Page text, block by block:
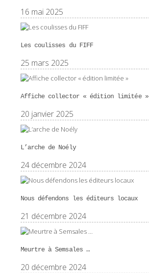
16 mai 2025
Les coulisses du FIFF
25 mars 2025
Affiche collector « édition limitée »
20 janvier 2025
L’arche de Noély
24 décembre 2024
Nous défendons les éditeurs locaux
21 décembre 2024
Meurtre à Semsales …
20 décembre 2024